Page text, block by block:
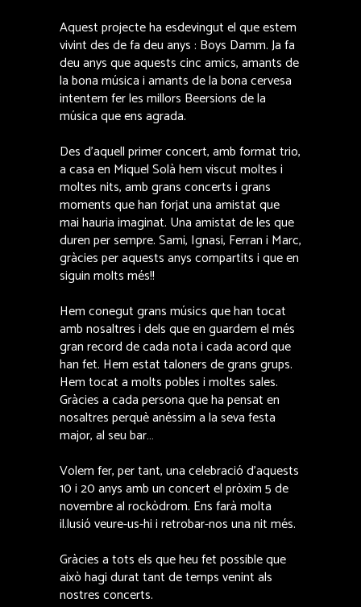
Aquest projecte ha esdevingut el que estem
vivint des de fa deu anys : Boys Damm. Ja fa
deu anys que aquests cinc amics, amants de
la bona música i amants de la bona cervesa
intentem fer les millors Beersions de la
música que ens agrada.
Des d’aquell primer concert, amb format trio,
a casa en Miquel Solà hem viscut moltes i
moltes nits, amb grans concerts i grans
moments que han forjat una amistat que
mai hauria imaginat. Una amistat de les que
duren per sempre. Sami, Ignasi, Ferran i Marc,
gràcies per aquests anys compartits i que en
siguin molts més!!
Hem conegut grans músics que han tocat
amb nosaltres i dels que en guardem el més
gran record de cada nota i cada acord que
han fet. Hem estat taloners de grans grups.
Hem tocat a molts pobles i moltes sales.
Gràcies a cada persona que ha pensat en
nosaltres perquè anéssim a la seva festa
major, al seu bar…
Volem fer, per tant, una celebració d’aquests
10 i 20 anys amb un concert el pròxim 5 de
novembre al rockòdrom. Ens farà molta
il.lusió veure-us-hi i retrobar-nos una nit més.
Gràcies a tots els que heu fet possible que
això hagi durat tant de temps venint als
nostres concerts.